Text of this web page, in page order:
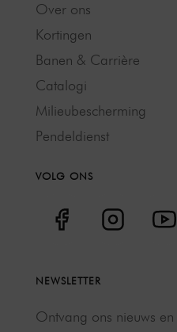
Over ons
Kortingen
Banen & Carrière
Catalogi
Milieubescherming
Pendeldienst
VOLG ONS
NEWSLETTER
Ontvang ons nieuws